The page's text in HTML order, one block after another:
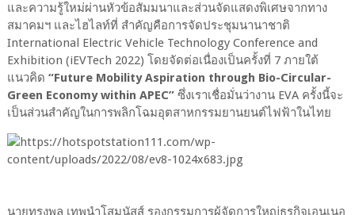
และความรู้ใหม่ผ่านหัวข้อสัมมนาและส่วนจัดแสดงพิเศษจากทาง
สมาคมฯ และไฮไลท์ที่ สำคัญคือการจัดประชุมนานาชาติ
International Electric Vehicle Technology Conference and
Exhibition (iEVTech 2022) โดยจัดต่อเนื่องเป็นครั้งที่ 7 ภายใต้
แนวคิด “Future Mobility Aspiration through Bio-Circular-
Green Economy within APEC” ซึ่งเราเชื่อมั่นว่างาน EVA ครั้งนี้จะ
เป็นส่วนสำคัญในการพลิกโฉมอุตสาหกรรมยานยนต์ไฟฟ้าในไทย